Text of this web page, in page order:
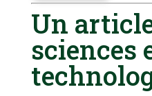
Un
sciences